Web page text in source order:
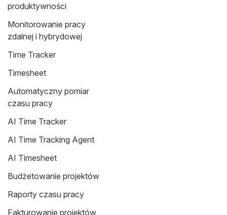
produktywności
Monitorowanie pracy
zdalnej i hybrydowej
Time Tracker
Timesheet
Automatyczny pomiar
czasu pracy
AI Time Tracker
AI Time Tracking Agent
AI Timesheet
Budżetowanie projektów
Raporty czasu pracy
Fakturowanie projektów